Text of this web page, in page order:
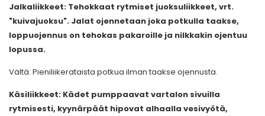
Jalkaliikkeet: Tehokkaat rytmiset juoksuliikkeet, vrt.
"kuivajuoksu". Jalat ojennetaan joka potkulla taakse,
loppuojennus on tehokas pakaroille ja nilkkakin ojentuu
lopussa.
Vältä: Pieniliikerataista potkua ilman taakse ojennusta.
Käsiliikkeet: Kädet pumppaavat vartalon sivuilla
rytmisesti, kyynärpäät hipovat alhaalla vesivyötä,